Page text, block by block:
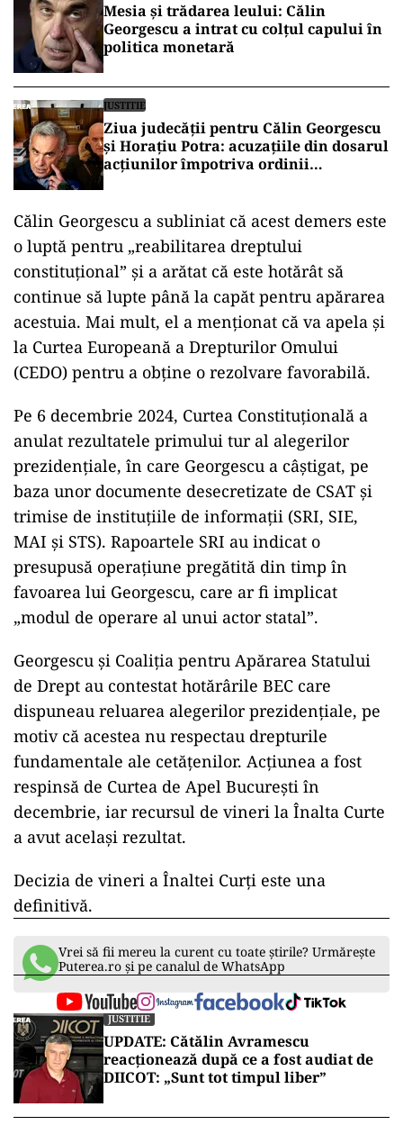
Mesia și trădarea leului: Călin
Georgescu a intrat cu colțul capului în
politica monetară
JUSTITIE
Ziua judecății pentru Călin Georgescu
și Horațiu Potra: acuzațiile din dosarul
acțiunilor împotriva ordinii
Călin Georgescu a subliniat că acest demers este
o luptă pentru „reabilitarea dreptului
constituțional” și a arătat că este hotărât să
continue să lupte până la capăt pentru apărarea
acestuia. Mai mult, el a menționat că va apela și
la Curtea Europeană a Drepturilor Omului
(CEDO) pentru a obține o rezolvare favorabilă.
Pe 6 decembrie 2024, Curtea Constituțională a
anulat rezultatele primului tur al alegerilor
prezidențiale, în care Georgescu a câștigat, pe
baza unor documente desecretizate de CSAT și
trimise de instituțiile de informații (SRI, SIE,
MAI și STS). Rapoartele SRI au indicat o
presupusă operațiune pregătită din timp în
favoarea lui Georgescu, care ar fi implicat
„modul de operare al unui actor statal”.
Georgescu și Coaliția pentru Apărarea Statului
de Drept au contestat hotărârile BEC care
dispuneau reluarea alegerilor prezidențiale, pe
motiv că acestea nu respectau drepturile
fundamentale ale cetățenilor. Acțiunea a fost
respinsă de Curtea de Apel București în
decembrie, iar recursul de vineri la Înalta Curte
a avut același rezultat.
Decizia de vineri a Înaltei Curți este una
definitivă.
Vrei să fii mereu la curent cu toate știrile? Urmărește
Puterea.ro și pe canalul de WhatsApp
JUSTITIE
UPDATE: Cătălin Avramescu
reacționează după ce a fost audiat de
DIICOT: „Sunt tot timpul liber”